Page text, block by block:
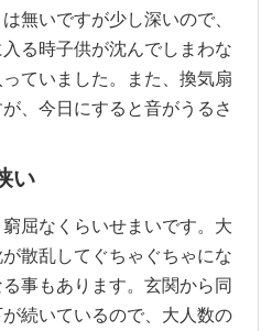
無いですが少し深いので、
る時子供が沈んでしまわな
ていました。また、換気扇
、今日にすると音がうるさ
い
屈なくらいせまいです。大
散乱してぐちゃぐちゃにな
事もあります。玄関から同
続いているので、大人数の